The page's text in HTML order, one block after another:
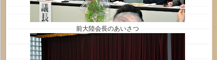
前大陸会長のあいさつ